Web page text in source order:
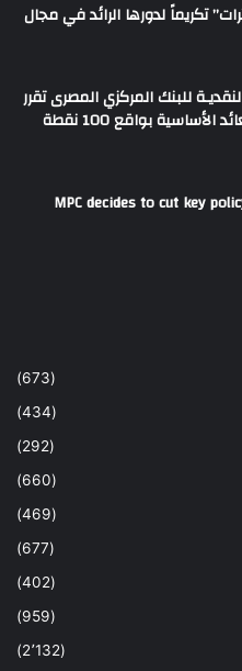
تكريماً لدورها الرائد في مجال
للبنك المركزي المصرى تقرر
خفض أسعار العائد الأساسية بواقع 100 نقطة
MPC decides to cut key
(673)
(434)
(292)
(660)
(469)
(677)
(402)
(959)
(2٬132)